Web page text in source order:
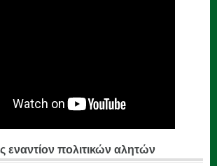
εναντίον πολιτικών αλητών